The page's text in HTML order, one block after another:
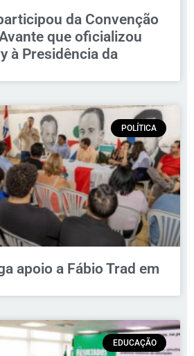
da Convenção
que oficializou
à Presidência da
POLÍTICA
apoio a Fábio Trad em
EDUCAÇÃO